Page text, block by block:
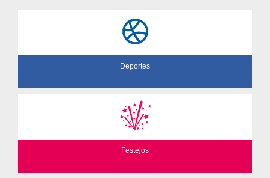
Deportes
Festejos